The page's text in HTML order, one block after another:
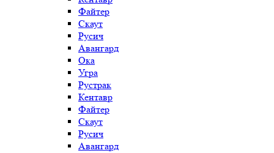
Файтер
Скаут
Русич
Авангард
Ока
Угра
Рустрак
Кентавр
Файтер
Скаут
Русич
Авангард